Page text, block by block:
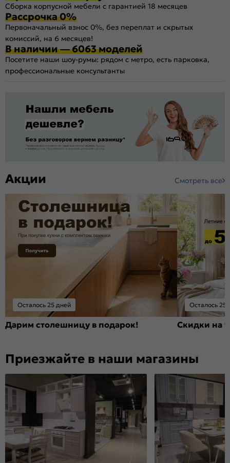
Сборка корпусной мебели с гарантией 18 месяцев
Рассрочка 0%
Первоначальный взнос 0%, без переплат и скрытых
комиссий, на 6 месяцев!
В наличии — 6063 моделей
Посетите наши шоу-румы: рядом с метро, есть парковка,
профессиональные консультанты
Акции Смотреть все
Осталось 25 дней
Дарим столешницу в подарок!
Осталось 25
Скидки на
Приезжайте в наши магазины